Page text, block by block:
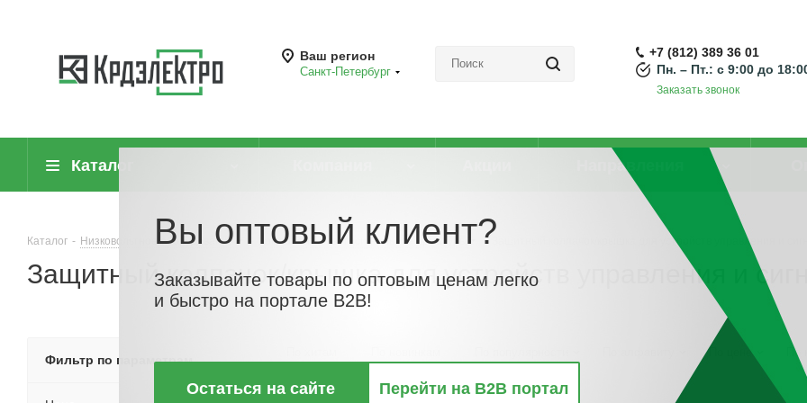
Ваш регион
Санкт-Петербург
+7 (812) 389 36 01
Пн. – Пт.: с 9:00 до
Заказать звонок
Каталог Направления
Каталог - Низковольтное оборудование - Компоненты светосигнальной арматуры - Защитный колпачок/крышка для устройств управления и
Защитный колпачок/крышка для устройств управления и
По цене По
Фильтр по параметрам
Вы оптовый клиент?
Заказывайте товары по оптовым ценам легко
и быстро на портале B2B!
Остаться на сайте Перейти на B2B портал